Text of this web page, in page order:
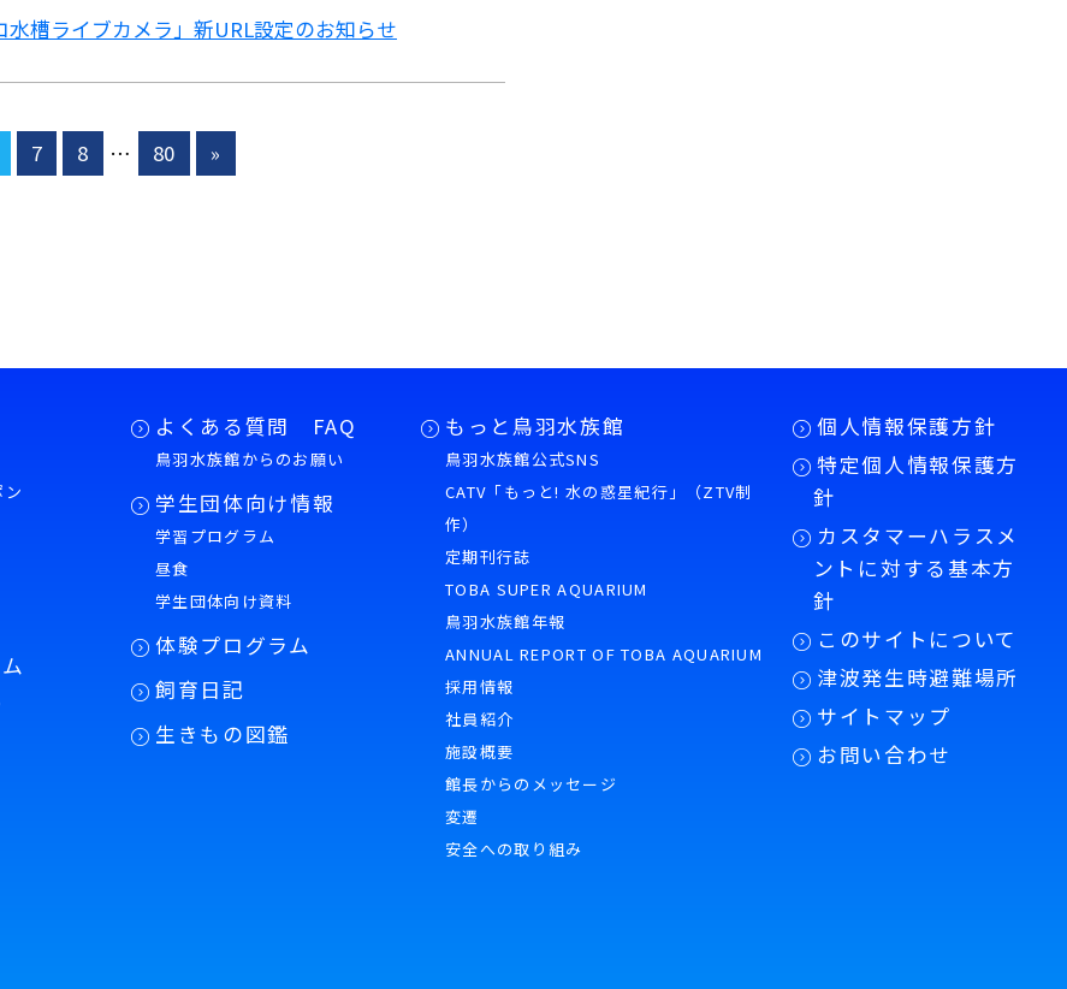
水槽ライブカメラ」新URL設定のお知らせ
7 8 … 80 »
よくある質問 FAQ
鳥羽水族館からのお願い
学生団体向け情報
学習プログラム
昼食
学生団体向け資料
体験プログラム
飼育日記
生きもの図鑑
もっと鳥羽水族館
鳥羽水族館公式SNS
CATV「もっと! 水の惑星紀行」（ZTV制
作）
定期刊行誌
TOBA SUPER AQUARIUM
鳥羽水族館年報
ANNUAL REPORT OF TOBA AQUARIUM
採用情報
社員紹介
施設概要
館長からのメッセージ
変遷
安全への取り組み
個人情報保護方針
特定個人情報保護方
針
カスタマーハラスメ
ントに対する基本方
針
このサイトについて
津波発生時避難場所
サイトマップ
お問い合わせ